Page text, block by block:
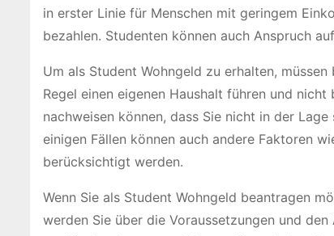
in erster Linie für Menschen mit geringem
bezahlen. Studenten können auch Anspruch
Um als Student Wohngeld zu erhalten,
Regel einen eigenen Haushalt führen und
nachweisen können, dass Sie nicht in der
einigen Fällen können auch andere Faktoren
berücksichtigt werden.
Wenn Sie als Student Wohngeld beantragen
werden Sie über die Voraussetzungen und